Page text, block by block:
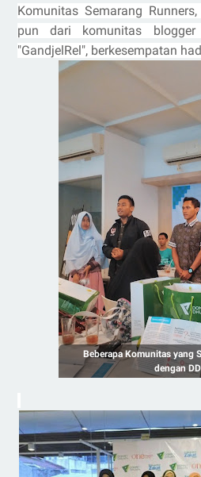
Komunitas Semarang
pun dari komunitas blogger
"GandjelRel", berkesempatan
Beberapa Komunitas yang
dengan DD